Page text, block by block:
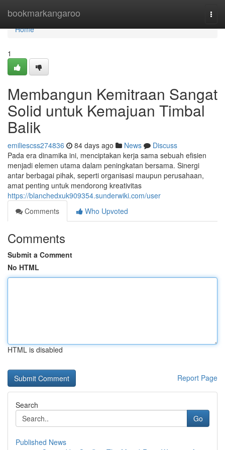
bookmarkangaroo
Home
Home
1
Membangun Kemitraan Sangat
Solid untuk Kemajuan Timbal
Balik
emiliescss274836 84 days ago News
Discuss
Pada era dinamika ini, menciptakan kerja sama sebuah efisien
menjadi elemen utama dalam peningkatan bersama. Sinergi
antar berbagai pihak, seperti organisasi maupun perusahaan,
amat penting untuk mendorong kreativitas
https://blanchedxuk909354.sunderwiki.com/user
Comments
Who Upvoted
Comments
Submit a Comment
No HTML
HTML is disabled
Report Page
Search
Go
Published News